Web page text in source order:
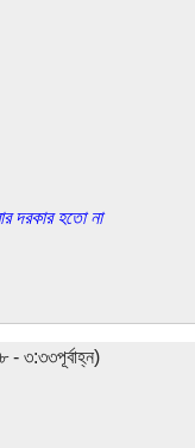
দরকার হতো না
৩:৩৩পূর্বাহ্ন)